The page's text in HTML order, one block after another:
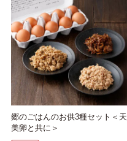
郷のごはんのお供3種セット＜天
美卵と共に＞